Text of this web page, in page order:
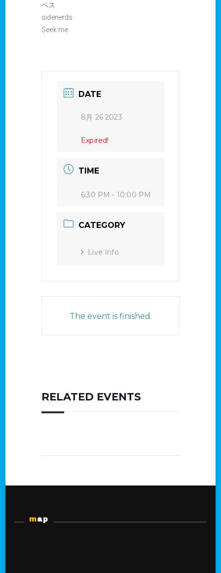
ベス
sidenerds
Seek me
DATE
8月 26 2023
Expired!
TIME
6:30 PM - 10:00 PM
CATEGORY
Live Info
The event is finished.
RELATED EVENTS
map